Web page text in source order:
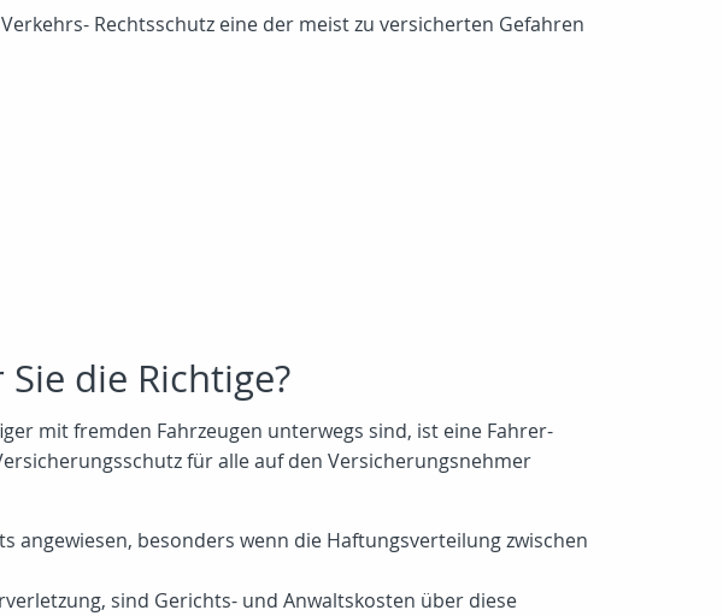
Rechtsschutz eine der meist zu versicherten Gefahren
die Richtige?
mit fremden Fahrzeugen unterwegs sind, ist eine Fahrer-
für alle auf den Versicherungsnehmer
angewiesen, besonders wenn die Haftungsverteilung zwischen
sind Gerichts- und Anwaltskosten über diese